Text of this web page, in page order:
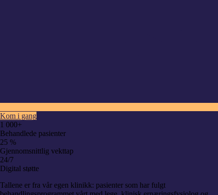
Kom i gang
1 000+
Behandlede pasienter
25 %
Gjennomsnittlig vekttap
24/7
Digital støtte
Tallene er fra vår egen klinikk: pasienter som har fulgt